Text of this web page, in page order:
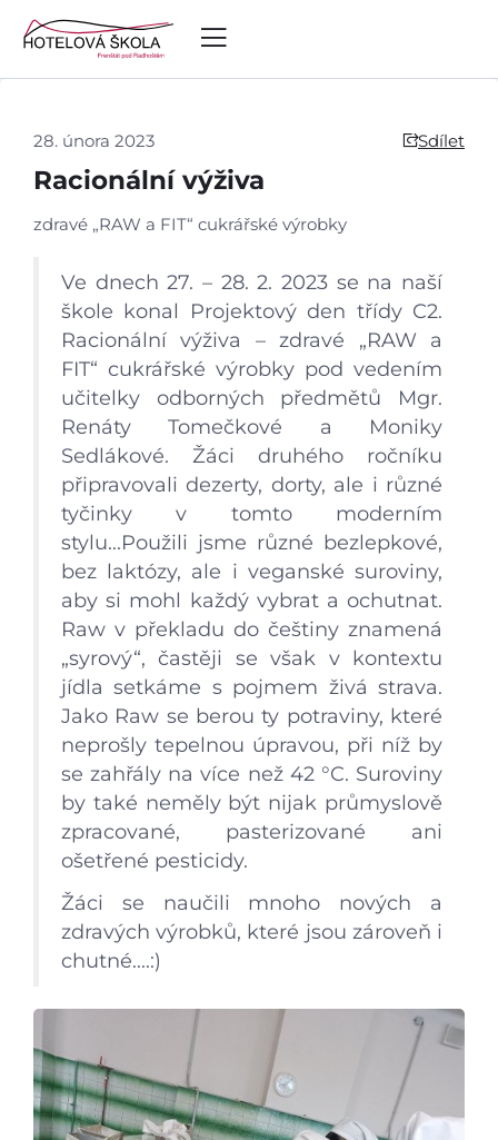
Úvod
Aktuálně
Studium
28. února 2023 Sdílet
Racionální výživa
zdravé „RAW a FIT“ cukrářské výrobky
Ve dnech 27. – 28. 2. 2023 se na naší
škole konal Projektový den třídy C2.
Racionální výživa – zdravé „RAW a
FIT“ cukrářské výrobky pod vedením
učitelky odborných předmětů Mgr.
Renáty Tomečkové a Moniky
Sedlákové. Žáci druhého ročníku
připravovali dezerty, dorty, ale i různé
tyčinky v tomto moderním
stylu...Použili jsme různé bezlepkové,
bez laktózy, ale i veganské suroviny,
aby si mohl každý vybrat a ochutnat.
Raw v překladu do češtiny znamená
„syrový“, častěji se však v kontextu
jídla setkáme s pojmem živá strava.
Jako Raw se berou ty potraviny, které
neprošly tepelnou úpravou, při níž by
se zahřály na více než 42 °C. Suroviny
by také neměly být nijak průmyslově
zpracované, pasterizované ani
ošetřené pesticidy.
Žáci se naučili mnoho nových a
zdravých výrobků, které jsou zároveň i
chutné....:)